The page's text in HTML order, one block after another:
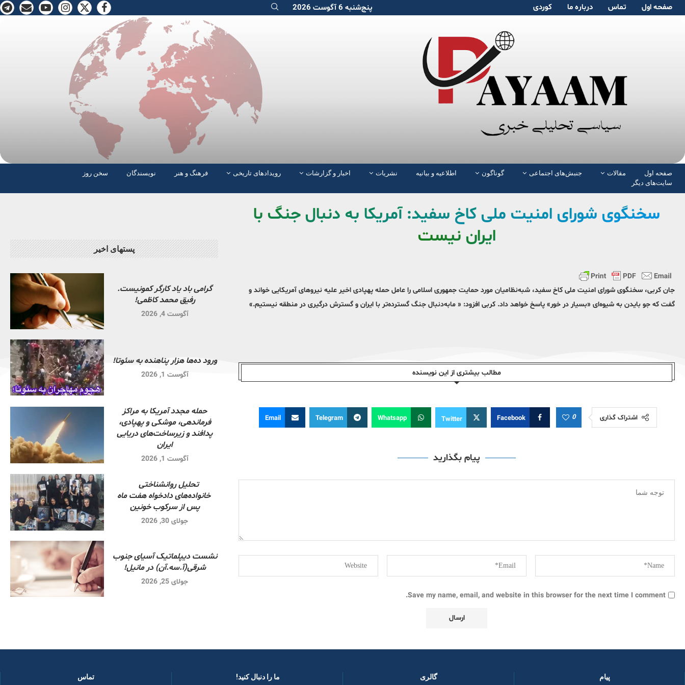
صفحە اول تماس دربارە ما کوردی پنج‌شنبه 6 آگوست 2026
صفحە اول مقالات جنبش‌های اجتماعی گوناگون اطلاعیه و بیانیه نشریات اخبار و گزارشات رویدادهای تاریخی فرهنگ و هنر نویسندگان
سخن روز
سایت‌های دیگر
سخنگوی شورای امنیت ملی کاخ سفید: آمریکا به دنبال جنگ با
ایران نیست
جان کربی، سخنگوی شورای امنیت ملی کاخ سفید، شبه‌نظامیان مورد حمایت جمهوری اسلامی را عامل حمله پهپادی اخیر علیه نیروهای آمریکایی خواند و
گفت که جو بایدن به شیوه‌ای «بسیار در خور» پاسخ خواهد داد. کربی افزود: « مابه‌دنبال جنگ گسترده‌تر با ایران و گسترش درگیری در منطقه نیستیم.»
مطالب بیشتری از این نویسندە
اشتراک گذاری 0
Facebook
Twitter
Whatsapp
Telegram
Email
پیام بگذارید
Save my name, email, and website in this browser for the next time I comment.
پستهای اخیر
گرامی باد یاد کارگر کمونیست.
رفیق محمد کاظمی!
آگوست 4, 2026
ورود ده‌ها هزار پناهنده به سئوتا!
آگوست 1, 2026
حمله مجدد آمریکا به مراکز
فرماندهی، موشکی و پهپادی،
پدافند و زیرساخت‌های دریایی
ایران
آگوست 1, 2026
تحلیل روانشناختی
خانواده‌های دادخواه هفت ماه
پس از سرکوب خونین
جولای 30, 2026
نشست دیپلماتیک آسیای جنوب
شرقی‌(آ.سه.آن) در مانیل!
جولای 25, 2026
پیام گالری ما را دنبال کنید! ​ تماس